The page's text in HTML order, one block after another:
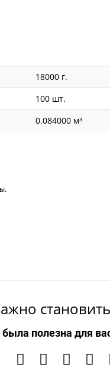
18000 г.
100 шт.
0.084000 м³
полезна для